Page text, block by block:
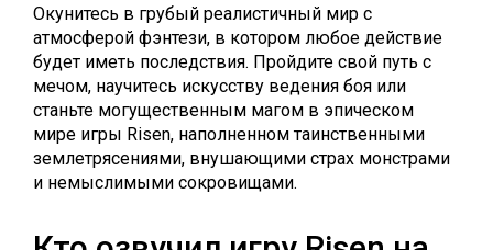
Окунитесь в грубый реалистичный мир с
атмосферой фэнтези, в котором любое действие
будет иметь последствия. Пройдите свой путь с
мечом, научитесь искусству ведения боя или
станьте могущественным магом в эпическом
мире игры Risen, наполненном таинственными
землетрясениями, внушающими страх монстрами
и немыслимыми сокровищами.